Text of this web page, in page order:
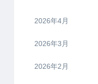
2026年4月
2026年3月
2026年2月